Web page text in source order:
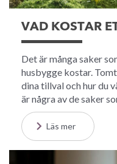
VAD KOSTAR
Det är många saker
husbygge kostar.
dina tillval och hur du
är några av de saker
Läs mer